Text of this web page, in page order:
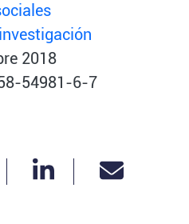
2018
54981-6-7